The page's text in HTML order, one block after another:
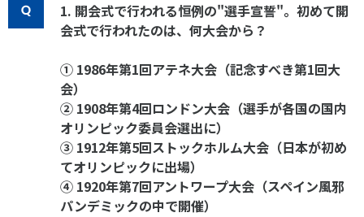
1. 開会式で行われる恒例の"選手宣誓"。初めて開
会式で行われたのは、何大会から？
① 1986年第1回アテネ大会（記念すべき第1回大
会）
② 1908年第4回ロンドン大会（選手が各国の国内
オリンピック委員会選出に）
③ 1912年第5回ストックホルム大会（日本が初め
てオリンピックに出場）
④ 1920年第7回アントワープ大会（スペイン風邪
パンデミックの中で開催）